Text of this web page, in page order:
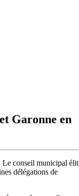
Garonne en
Le conseil municipal élit
délégations de